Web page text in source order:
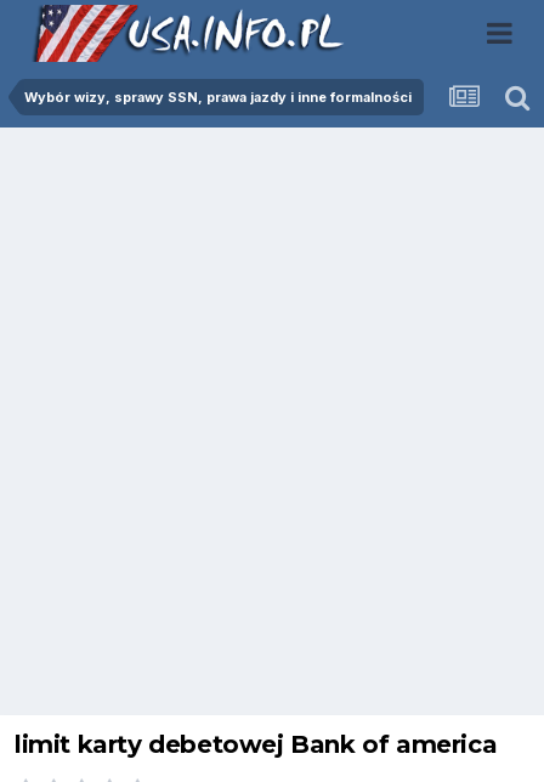
Wybór wizy, sprawy SSN, prawa jazdy i inne formalności
limit karty debetowej Bank of america